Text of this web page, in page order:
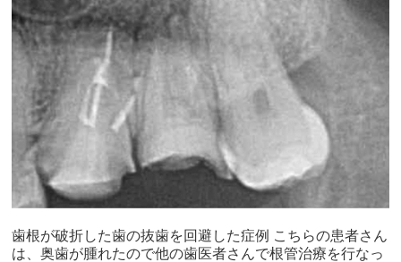
歯根が破折した歯の抜歯を回避した症例 こちらの患者さん
は、奥歯が腫れたので他の歯医者さんで根管治療を行なっ